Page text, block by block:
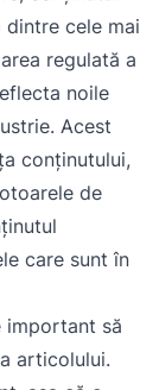
cele mai
regulată a
noile
Acest
conținutului,
de
care sunt în
important să
articolului.